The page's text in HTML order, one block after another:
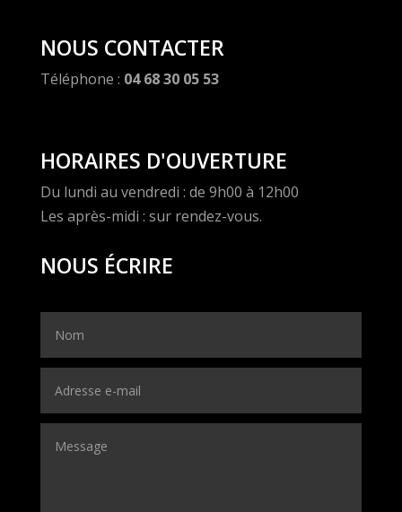
NOUS CONTACTER
Téléphone : 04 68 30 05 53
HORAIRES D'OUVERTURE
Du lundi au vendredi : de 9h00 à 12h00
Les après-midi : sur rendez-vous.
NOUS ÉCRIRE